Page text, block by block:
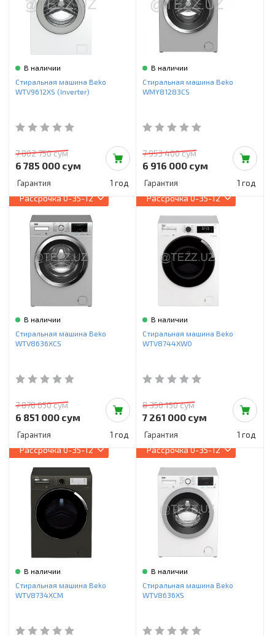
В наличии
Стиральная машина Beko
WTV9612XS (Inverter)
7 802 750 сум
6 785 000 сум
Гарантия 1 год
В наличии
Стиральная машина Beko
WMY81283CS
7 953 400 сум
6 916 000 сум
Гарантия 1 год
Рассрочка0-35-12
В наличии
Стиральная машина Beko
WTV8636XCS
7 878 650 сум
6 851 000 сум
Гарантия 1 год
Рассрочка0-35-12
В наличии
Стиральная машина Beko
WTV8744XW0
8 350 150 сум
7 261 000 сум
Гарантия 1 год
Рассрочка0-35-12
В наличии
Стиральная машина Beko
WTV8734XCM
Рассрочка0-35-12
В наличии
Стиральная машина Beko
WTV8636XS